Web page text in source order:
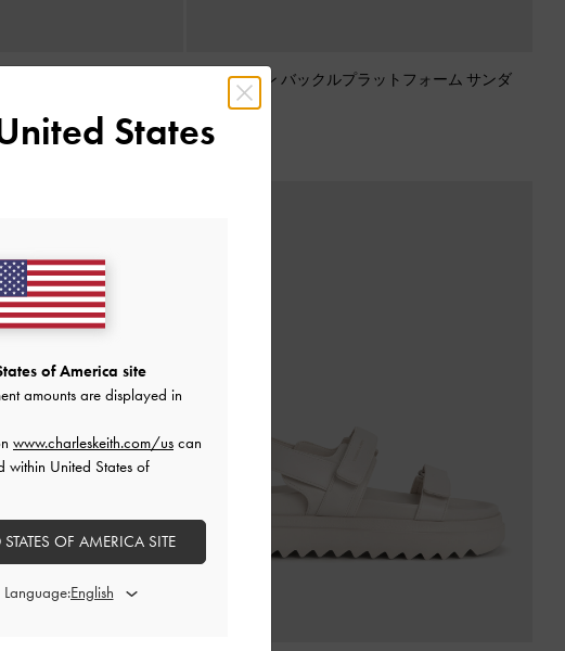
Laine レイン バックルプラットフォーム サンダ
サンド
¥ 10,900
States
of America site
amounts are displayed in
www.charleskeith.com/us can
within United States of
OF AMERICA SITE
Language: